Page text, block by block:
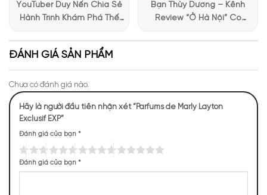
YouTuber Duy Nến Chia Sẻ
Hành Trình Khám Phá Thế
Bạn Thùy Dương – Kênh
Review “Ở Hà Nội” Có
ĐÁNH GIÁ SẢN PHẨM
Chưa có đánh giá nào.
Hãy là người đầu tiên nhận xét “Parfums de Marly Layton
Exclusif EXP”
Đánh giá của bạn *
Đánh giá của bạn *